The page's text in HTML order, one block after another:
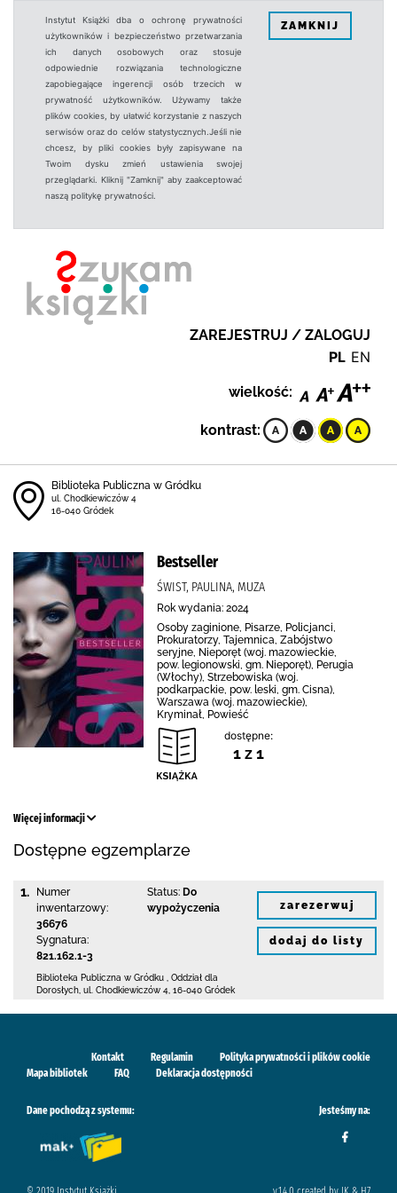
Instytut Książki dba o ochronę prywatności
użytkowników i bezpieczeństwo przetwarzania
ich danych osobowych oraz stosuje
odpowiednie rozwiązania technologiczne
zapobiegające ingerencji osób trzecich w
prywatność użytkowników. Używamy także
plików cookies, by ułatwić korzystanie z naszych
serwisów oraz do celów statystycznych.Jeśli nie
chcesz, by pliki cookies były zapisywane na
Twoim dysku zmień ustawienia swojej
przeglądarki. Kliknij "Zamknij" aby zaakceptować
naszą politykę prywatności.
ZAMKNIJ
ZAREJESTRUJ / ZALOGUJ
PL EN
wielkość:
kontrast:
Biblioteka Publiczna w Gródku
ul. Chodkiewiczów 4
16-040 Gródek
Bestseller
ŚWIST, PAULINA, MUZA
Rok wydania: 2024
Osoby zaginione, Pisarze, Policjanci,
Prokuratorzy, Tajemnica, Zabójstwo
seryjne, Nieporęt (woj. mazowieckie,
pow. legionowski, gm. Nieporęt), Perugia
(Włochy), Strzebowiska (woj.
podkarpackie, pow. leski, gm. Cisna),
Warszawa (woj. mazowieckie),
Kryminał, Powieść
dostępne:
1 z 1
Więcej informacji
Dostępne egzemplarze
1.
Numer
inwentarzowy:
36676
Sygnatura:
821.162.1-3
Status: Do
wypożyczenia
Biblioteka Publiczna w Gródku
Oddział dla
Dorosłych, ul. Chodkiewiczów 4 16-040 Gródek
zarezerwuj
dodaj do listy
Kontakt Regulamin
Polityka prywatności i plików cookie
Mapa bibliotek
FAQ Deklaracja dostępności
Dane pochodzą z systemu: Jesteśmy na: